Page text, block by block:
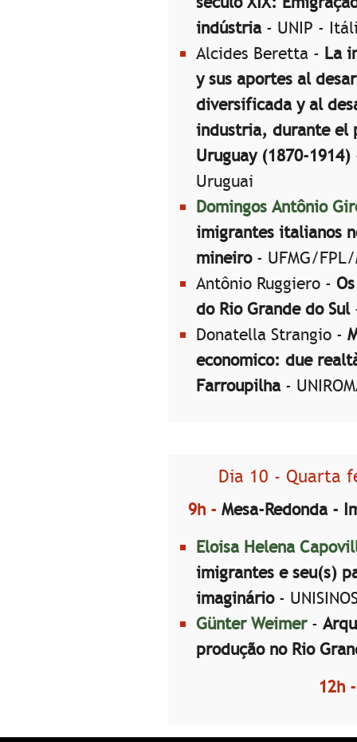
indústria - UNIP -
Alcides Beretta - La
y sus aportes al
diversificada y al
industria, durante el
Uruguay (1870-1914)
Uruguai
Domingos Antônio
imigrantes italianos
mineiro- UFMG/FPL/
Antônio Ruggiero -
do Rio Grande do Sul
Donatella Strangio -
economico: due
Farroupilha -
Dia 10 - Quarta
9h - Mesa-Redonda -
Eloisa Helena
imigrantes e seu(s)
imaginário-
Günter Weimer-
produção no Rio
12h